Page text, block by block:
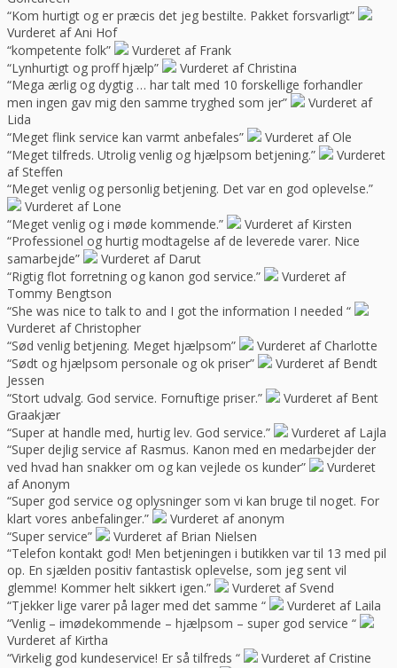
“Kom hurtigt og er præcis det jeg bestilte. Pakket forsvarligt”
Vurderet af Ani Hof
“kompetente folk”
Vurderet af Frank
“Lynhurtigt og proff hjælp”
Vurderet af Christina
“Mega ærlig og dygtig … har talt med 10 forskellige forhandler
men ingen gav mig den samme tryghed som jer”
Vurderet af
Lida
“Meget flink service kan varmt anbefales”
Vurderet af Ole
“Meget tilfreds. Utrolig venlig og hjælpsom betjening.”
Vurderet
af Steffen
“Meget venlig og personlig betjening. Det var en god oplevelse.”
Vurderet af Lone
“Meget venlig og i møde kommende.”
Vurderet af Kirsten
“Professionel og hurtig modtagelse af de leverede varer. Nice
samarbejde”
Vurderet af Darut
“Rigtig flot forretning og kanon god service.”
Vurderet af
Tommy Bengtson
“She was nice to talk to and I got the information I needed “
Vurderet af Christopher
“Sød venlig betjening. Meget hjælpsom”
Vurderet af Charlotte
“Sødt og hjælpsom personale og ok priser”
Vurderet af Bendt
Jessen
“Stort udvalg. God service. Fornuftige priser.”
Vurderet af Bent
Graakjær
“Super at handle med, hurtig lev. God service.”
Vurderet af Lajla
“Super dejlig service af Rasmus. Kanon med en medarbejder der
ved hvad han snakker om og kan vejlede os kunder”
Vurderet
af Anonym
“Super god service og oplysninger som vi kan bruge til noget. For
klart vores anbefalinger.”
Vurderet af anonym
“Super service”
Vurderet af Brian Nielsen
“Telefon kontakt god! Men betjeningen i butikken var til 13 med pil
op. En sjælden positiv fantastisk oplevelse, som jeg sent vil
glemme! Kommer helt sikkert igen.”
Vurderet af Svend
“Tjekker lige varer på lager med det samme “
Vurderet af Laila
“Venlig – imødekommende – hjælpsom – super god service “
Vurderet af Kirtha
“Virkelig god kundeservice! Er så tilfreds “
Vurderet af Cristine